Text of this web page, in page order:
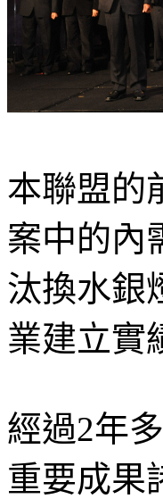
本聯盟的
案中的內
汰換水銀
業建立實
經過2年
重要成果